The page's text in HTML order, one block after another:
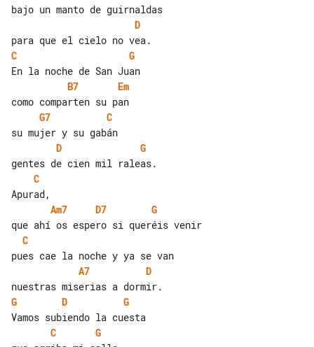
D
C
G
B7
Em
G7
C
D
G
C
Am7
D7
G
C
A7
D
G
D
G
C
G